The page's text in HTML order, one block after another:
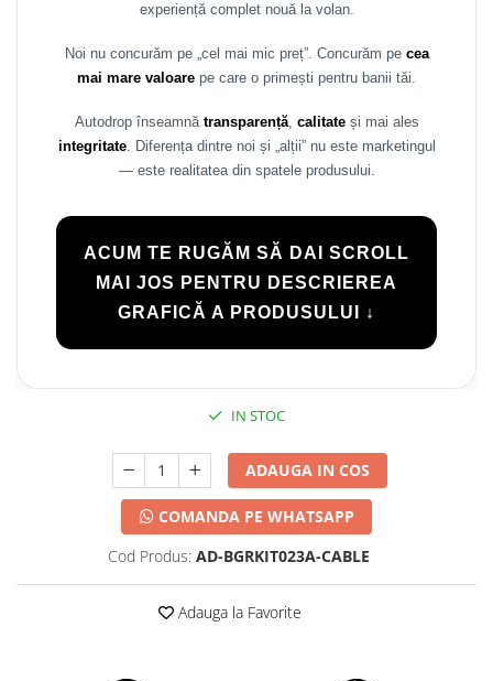
experiență complet nouă la volan.
Noi nu concurăm pe „cel mai mic preț”. Concurăm pe cea
mai mare valoare pe care o primești pentru banii tăi.
Autodrop înseamnă transparență, calitateși mai ales
integritate. Diferența dintre noi și „alții” nu este marketingul
— este realitatea din spatele produsului.
ACUM TE RUGĂM SĂ DAI SCROLL
MAI JOS PENTRU DESCRIEREA
GRAFICĂ A PRODUSULUI ↓
IN STOC
ADAUGA IN COS
COMANDA PE WHATSAPP
Cod Produs: AD-BGRKIT023A-CABLE
Adauga la Favorite